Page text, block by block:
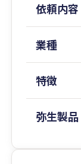
を付けて
わからない
ついてもサ
ばよいの
や相続、時
なければ
依頼内容
業種
特徴
弥生製品